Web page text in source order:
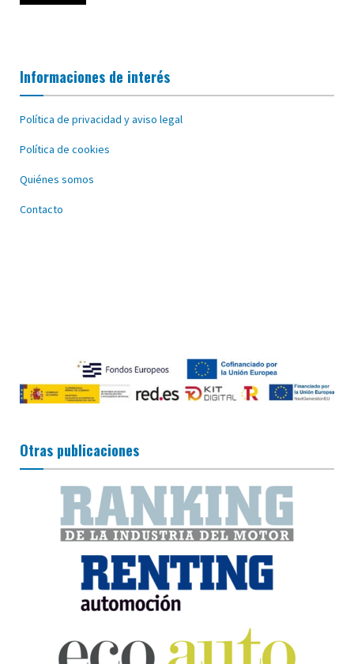
Informaciones de interés
Política de privacidad y aviso legal
Política de cookies
Quiénes somos
Contacto
Otras publicaciones